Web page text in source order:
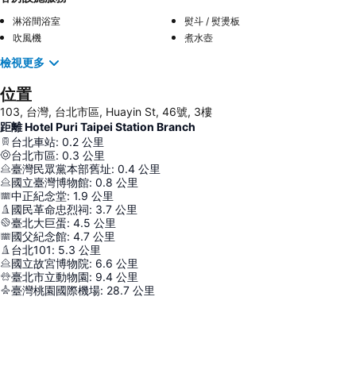
淋浴間浴室
熨斗 / 熨燙板
吹風機
煮水壺
檢視更多
位置
103, 台灣, 台北市區, Huayin St, 46號, 3樓
距離 Hotel Puri Taipei Station Branch
台北車站: 0.2 公里
台北市區: 0.3 公里
臺灣民眾黨本部舊址: 0.4 公里
國立臺灣博物館: 0.8 公里
中正紀念堂: 1.9 公里
國民革命忠烈祠: 3.7 公里
臺北大巨蛋: 4.5 公里
國父紀念館: 4.7 公里
台北101: 5.3 公里
國立故宮博物院: 6.6 公里
臺北市立動物園: 9.4 公里
臺灣桃園國際機場: 28.7 公里